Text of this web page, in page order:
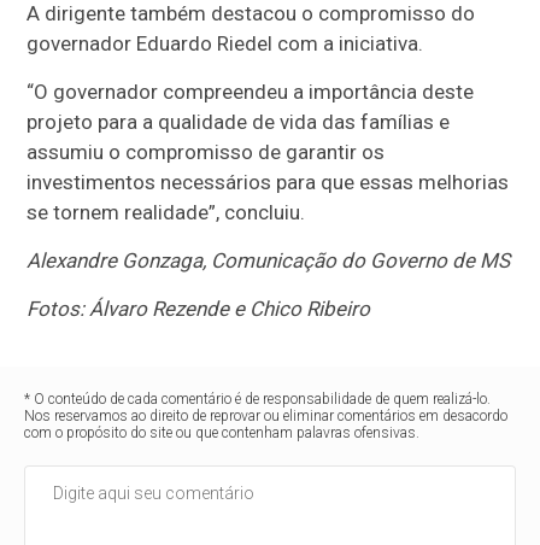
A dirigente também destacou o compromisso do
governador Eduardo Riedel com a iniciativa.
“O governador compreendeu a importância deste
projeto para a qualidade de vida das famílias e
assumiu o compromisso de garantir os
investimentos necessários para que essas melhorias
se tornem realidade”, concluiu.
Alexandre Gonzaga, Comunicação do Governo de MS
Fotos: Álvaro Rezende e Chico Ribeiro
* O conteúdo de cada comentário é de responsabilidade de quem realizá-lo.
Nos reservamos ao direito de reprovar ou eliminar comentários em desacordo
com o propósito do site ou que contenham palavras ofensivas.